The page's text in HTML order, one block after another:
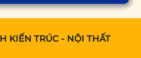
KIẾN TRÚC - NỘI THẤT